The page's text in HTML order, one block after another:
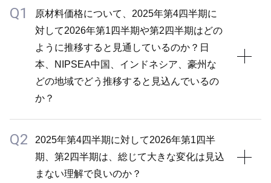
しています。
例えば、ウィーも言及していましたが、テクスチャ
ー・ペイント分野は現在、純粋なエマルジョン・ペイ
ントと比べても成長しており、現地の競合企業が非常
に力を入れています。当社としてもこの分野に注力し
ていますが、十分な成果が得られているかというと、
略・戦術をしっかり構築し、それについて話し合った
というのが1つの例となります。
また、当社にとって3～6級都市は競合他社と比べて
要な設備投資は中止または延期する方針であり、非常
に厳格な管理を徹底するのは2026年も変わりませ
ん。グループ全体では売上収益の3%以内、特に建築
用では2%以内を目安に厳格な管理を行っています。
営業人員については詳細には開示していませんが、例
えば、NIPSEA中国では現在、部門横断的に資産や販
路を相互活用することで、人員を増やすことなく生産
性を高めています。つまりは、一人当たりの売上を高
めるための施策を進めており、従来は管理部門の統合
を進めてきましたが、今後は営業部門でも効率性の向
Q1
原材料価格について、2025年第4四半期に
対して2026年第1四半期や第2四半期はどの
ように推移すると見通しているのか？日
本、NIPSEA中国、インドネシア、豪州な
どの地域でどう推移すると見込んでいるの
か？
A1
原材料価格については、各地域で基本的に前期並みで
推移すると見込んでいます。日本では原材料価格の上
Q2
2025年第4四半期に対して2026年第1四半
期、第2四半期は、総じて大きな変化は見込
まない理解で良いのか？